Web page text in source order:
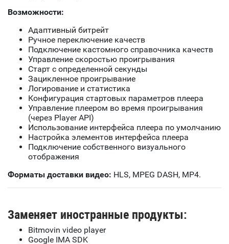
Возможности:
Адаптивный битрейт
Ручное переключение качеств
Подключение кастомного справочника качеств
Управление скоростью проигрывания
Старт с определенной секунды
Зацикленное проигрывание
Логирование и статистика
Конфигурация стартовых параметров плеера
Управление плеером во время проигрывания
(через Player API)
Использование интерфейса плеера по умолчанию
Настройка элементов интерфейса плеера
Подключение собственного визуального
отображения
Форматы доставки видео: HLS, MPEG DASH, MP4.
Заменяет иностранные продукты:
Bitmovin video player
Google IMA SDK